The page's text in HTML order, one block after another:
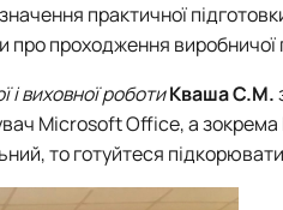
практичної
про проходження
і виховної роботиКваша С.М.
Microsoft Office, а зокрема
то готуйтеся